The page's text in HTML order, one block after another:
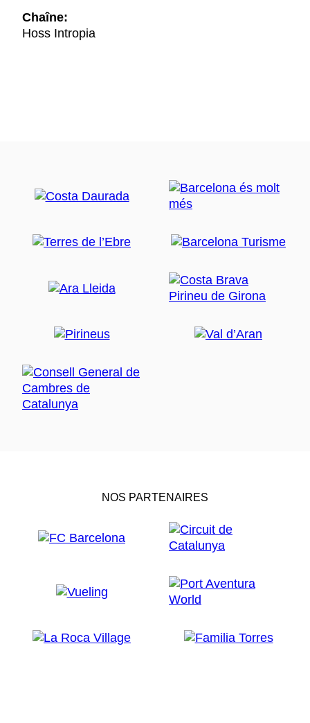
Chaîne:
Hoss Intropia
NOS PARTENAIRES